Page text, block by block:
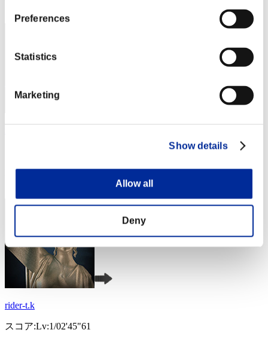
Preferences
Statistics
Marketing
Show details
Allow all
Deny
RANK
rider-t.k
スコア:Lv:1/02'45"61